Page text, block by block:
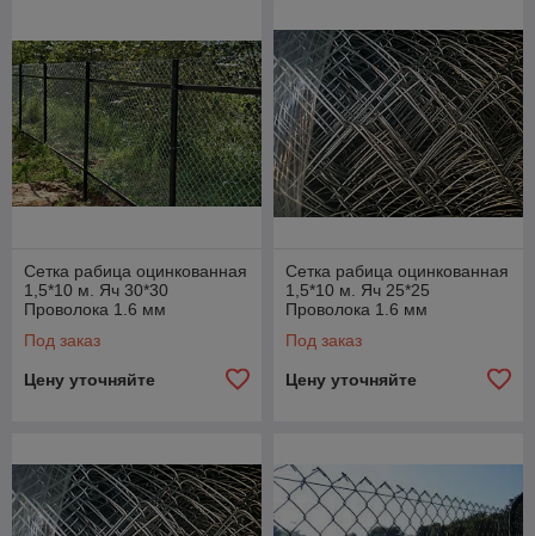
Сетка рабица оцинкованная
1,5*10 м. Яч 30*30
Проволока 1.6 мм
Под заказ
Цену уточняйте
Сетка рабица оцинкованная
1,5*10 м. Яч 25*25
Проволока 1.6 мм
Под заказ
Цену уточняйте